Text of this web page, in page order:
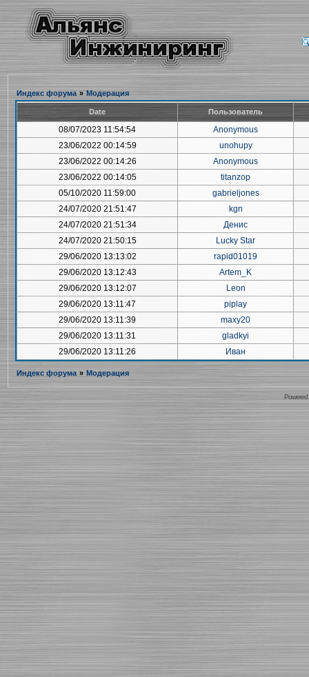
Индекс форума » Модерация
Date Пользователь
08/07/2023 11:54:54
Anonymous
23/06/2022 00:14:59
unohupy
23/06/2022 00:14:26
Anonymous
23/06/2022 00:14:05
titanzop
05/10/2020 11:59:00
gabrieljones
24/07/2020 21:51:47
kgn
24/07/2020 21:51:34
Денис
24/07/2020 21:50:15
Lucky Star
29/06/2020 13:13:02
rapid01019
29/06/2020 13:12:43
Artem_K
29/06/2020 13:12:07
Leon
29/06/2020 13:11:47
piplay
29/06/2020 13:11:39
maxy20
29/06/2020 13:11:31
gladkyi
29/06/2020 13:11:26
Иван
Индекс форума » Модерация